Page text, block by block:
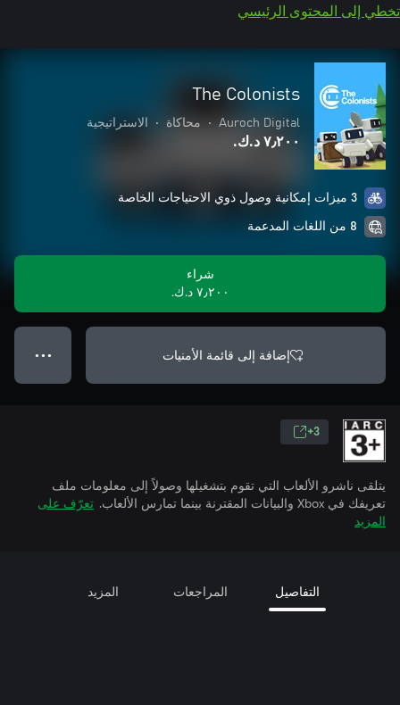
تخطي إلى المحتوى الرئيسي
The Colonists
Auroch Digital
• محاكاة • الاستراتيجية
٧٫٢٠٠ د.ك.‏
3 ميزات إمكانية وصول ذوي الاحتياجات الخاصة
8 من اللغات المدعمة
شراء
٧٫٢٠٠ د.ك.‏
إضافة إلى قائمة الأمنيات ● ● ●
3+
يتلقى ناشرو الألعاب التي تقوم بتشغيلها وصولاً إلى معلومات ملف
تعريفك في Xbox والبيانات المقترنة بينما تمارس الألعاب.
تعرّف على
المزيد
التفاصيل المراجعات المزيد